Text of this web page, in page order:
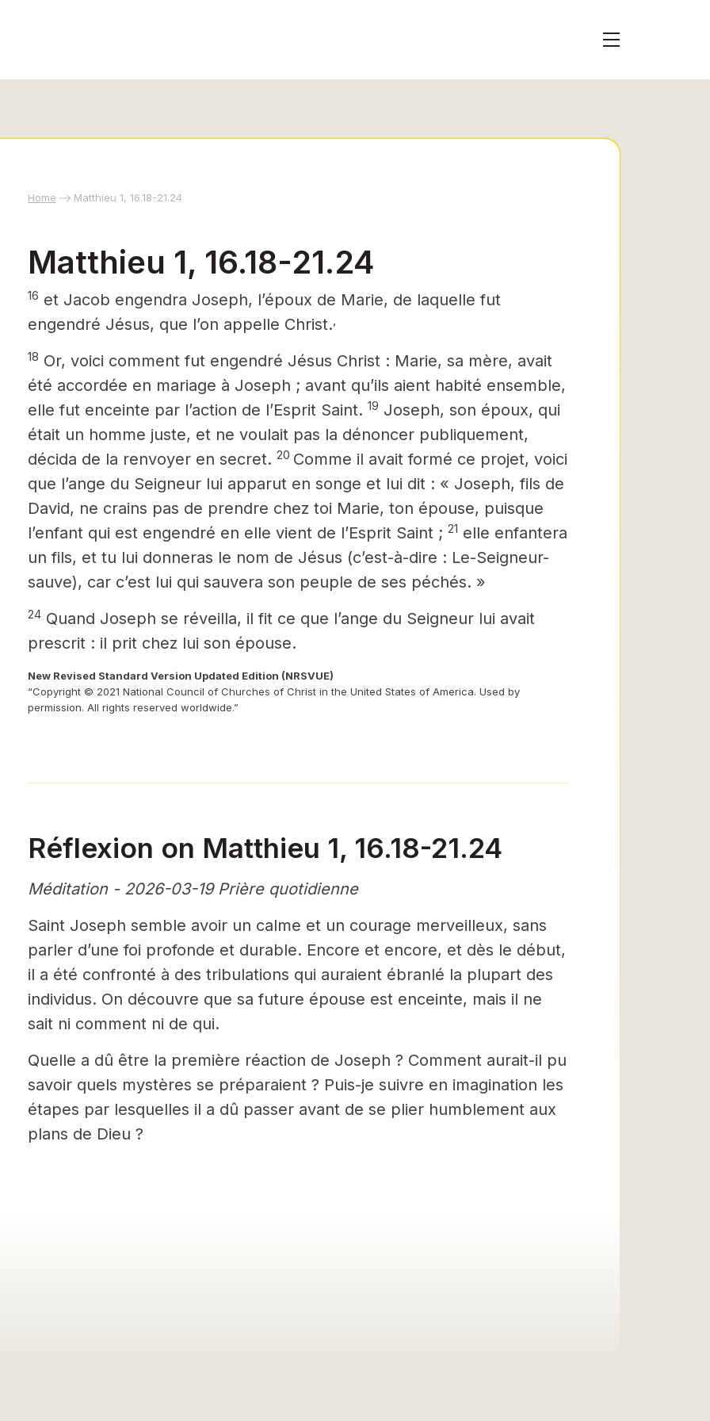
Home Matthieu 1, 16.18-21.24
Matthieu 1, 16.18-21.24
16 et Jacob engendra Joseph, l’époux de Marie, de laquelle fut
engendré Jésus, que l’on appelle Christ.
18 Or, voici comment fut engendré Jésus Christ : Marie, sa mère, avait
été accordée en mariage à Joseph ; avant qu’ils aient habité ensemble,
elle fut enceinte par l’action de l’Esprit Saint. 19 Joseph, son époux, qui
était un homme juste, et ne voulait pas la dénoncer publiquement,
décida de la renvoyer en secret. 20 Comme il avait formé ce projet, voici
que l’ange du Seigneur lui apparut en songe et lui dit : « Joseph, fils de
David, ne crains pas de prendre chez toi Marie, ton épouse, puisque
l’enfant qui est engendré en elle vient de l’Esprit Saint ; 21 elle enfantera
un fils, et tu lui donneras le nom de Jésus (c’est-à-dire : Le-Seigneur-
sauve), car c’est lui qui sauvera son peuple de ses péchés. »
24 Quand Joseph se réveilla, il fit ce que l’ange du Seigneur lui avait
prescrit : il prit chez lui son épouse.
New Revised Standard Version Updated Edition (NRSVUE)
“Copyright © 2021 National Council of Churches of Christ in the United States of America. Used by
permission. All rights reserved worldwide.”
Réflexion on Matthieu 1, 16.18-21.24
Méditation - 2026-03-19 Prière quotidienne
Saint Joseph semble avoir un calme et un courage merveilleux, sans
parler d’une foi profonde et durable. Encore et encore, et dès le début,
il a été confronté à des tribulations qui auraient ébranlé la plupart des
individus. On découvre que sa future épouse est enceinte, mais il ne
sait ni comment ni de qui.
Quelle a dû être la première réaction de Joseph ? Comment aurait-il pu
savoir quels mystères se préparaient ? Puis-je suivre en imagination les
étapes par lesquelles il a dû passer avant de se plier humblement aux
plans de Dieu ?